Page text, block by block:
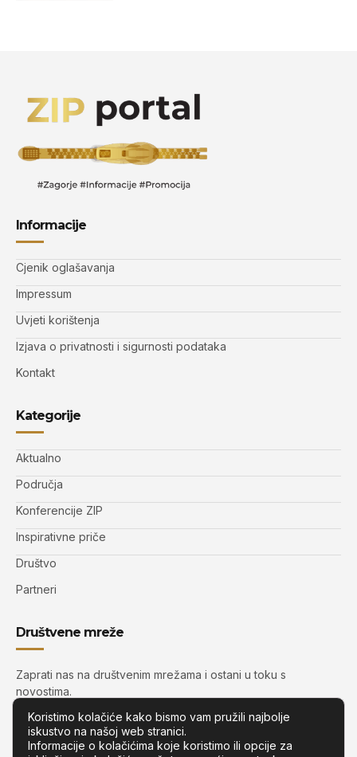
Informacije
Cjenik oglašavanja
Impressum
Uvjeti korištenja
Izjava o privatnosti i sigurnosti podataka
Kontakt
Kategorije
Aktualno
Područja
Konferencije ZIP
Inspirativne priče
Društvo
Partneri
Društvene mreže
Zaprati nas na društvenim mrežama i ostani u toku s
novostima.
Koristimo kolačiće kako bismo vam pružili najbolje
iskustvo na našoj web stranici.
Informacije o kolačićima koje koristimo ili opcije za